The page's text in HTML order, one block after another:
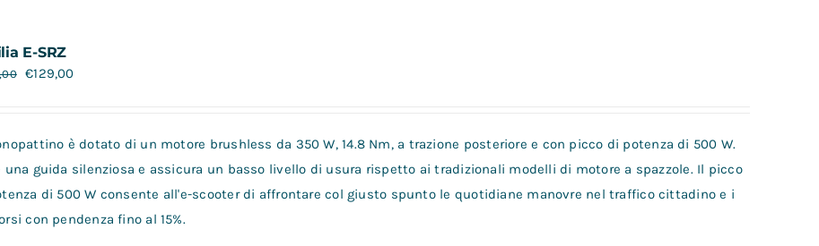
E-SRZ
€129,00
è dotato di un motore brushless da 350 W, 14.8 Nm, a trazione posteriore e con picco di potenza di 500 W.
una guida silenziosa e assicura un basso livello di usura rispetto ai tradizionali modelli di motore a spazzole. Il picco
di 500 W consente all'e-scooter di affrontare col giusto spunto le quotidiane manovre nel traffico cittadino e i
con pendenza fino al 15%.